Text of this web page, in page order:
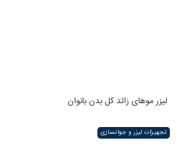
لیزر موهای زائد کل بدن بانوان
تجهیزات لیزر و جوانسازی